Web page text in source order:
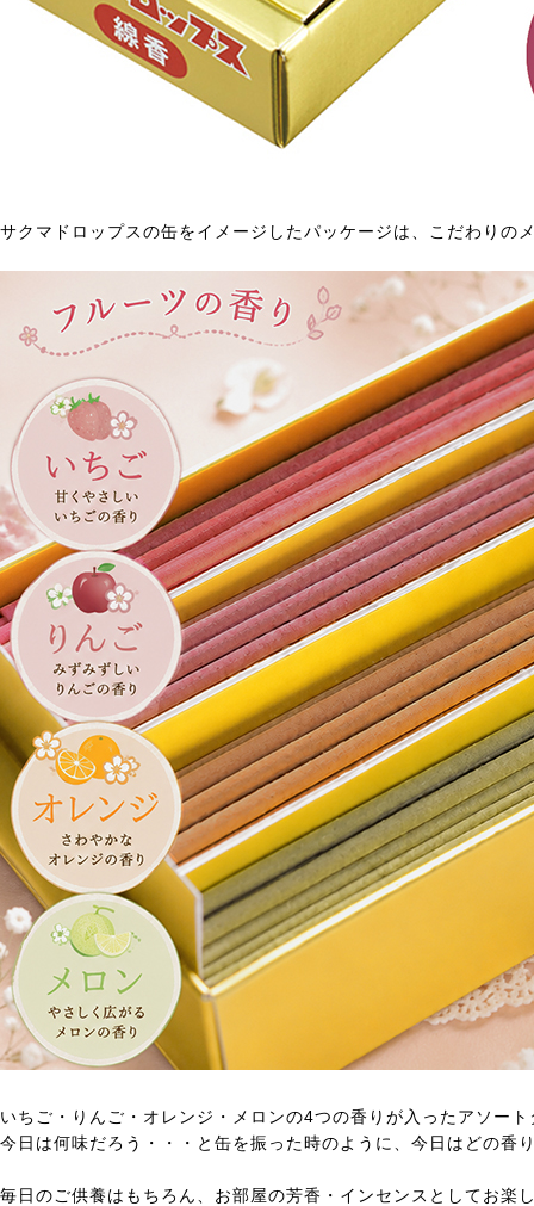
サクマドロップスの缶をイメージしたパッケージは、こだわりの
いちご・りんご・オレンジ・メロンの4つの香りが入ったアソート
今日は何味だろう・・・と缶を振った時のように、今日はどの香
毎日のご供養はもちろん、お部屋の芳香・インセンスとしてお楽